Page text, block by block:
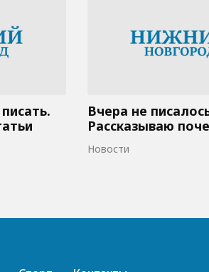
Вчера не
Рассказываю
Новости